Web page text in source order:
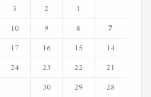
1
2
3
7
8
9
10
14
15
16
17
21
22
23
24
28
29
30